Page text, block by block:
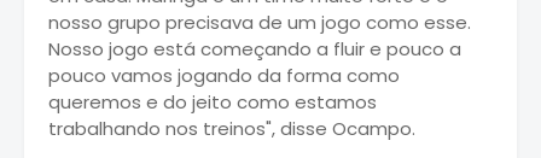
nosso grupo precisava de um jogo como esse.
Nosso jogo está começando a fluir e pouco a
pouco vamos jogando da forma como
queremos e do jeito como estamos
trabalhando nos treinos", disse Ocampo.